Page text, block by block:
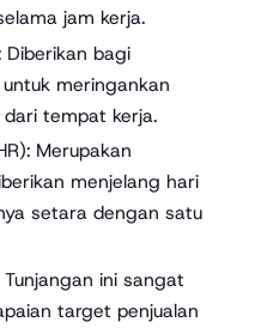
jam kerja.
Diberikan bagi
meringankan
tempat kerja.
Merupakan
menjelang hari
setara dengan satu
ini sangat
target penjualan